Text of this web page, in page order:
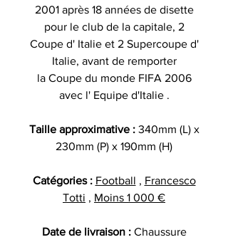
2001 après 18 années de disette
pour le club de la capitale, 2
Coupe d' Italie et 2 Supercoupe d'
Italie, avant de remporter
la Coupe du monde FIFA 2006
avec l' Equipe d'Italie .
Taille approximative : 340mm (L) x
230mm (P) x 190mm (H)
Catégories : Football , Francesco
Totti , Moins 1 000 €
Date de livraison : Chaussure